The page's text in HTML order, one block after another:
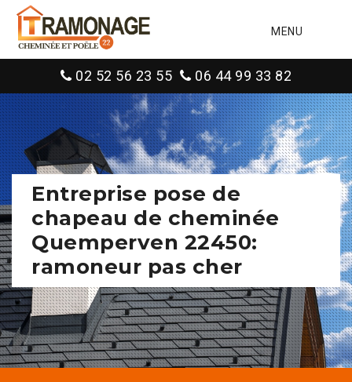
MENU
02 52 56 23 55 06 44 99 33 82
Entreprise pose de
chapeau de cheminée
Quemperven 22450:
ramoneur pas cher